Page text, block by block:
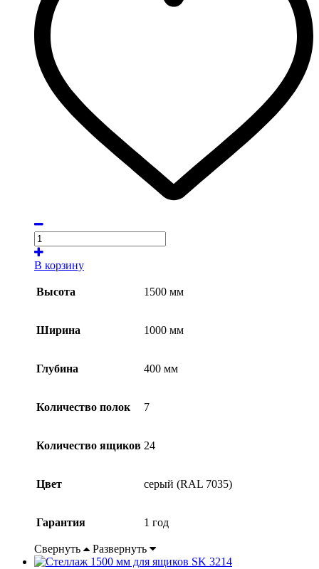
В корзину
Высота 1500 мм
Ширина 1000 мм
Глубина 400 мм
Количество полок 7
Количество ящиков 24
Цвет серый (RAL 7035)
Гарантия 1 год
Свернуть Развернуть